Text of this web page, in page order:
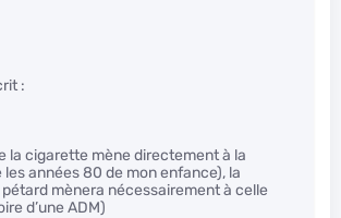
:
la cigarette mène directement à la
années 80 de mon enfance), la
mènera nécessairement à celle
d’une ADM)